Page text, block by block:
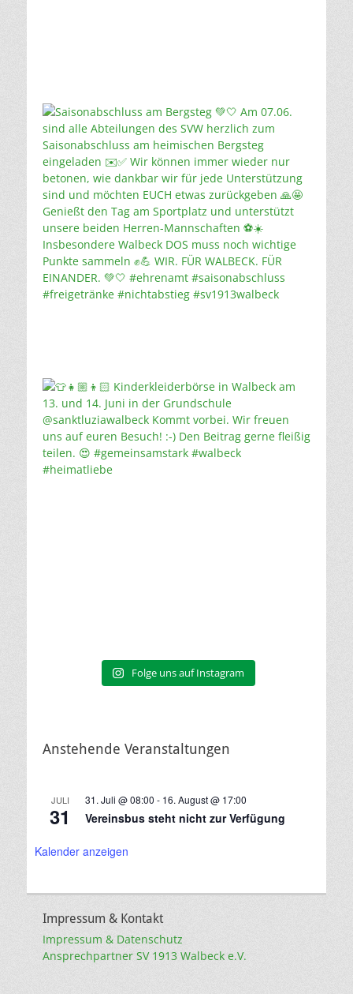
Folge uns auf Instagram
Anstehende Veranstaltungen
JULI
31
31. Juli @ 08:00 - 16. August @ 17:00
Vereinsbus steht nicht zur Verfügung
Kalender anzeigen
Impressum & Kontakt
Impressum & Datenschutz
Ansprechpartner SV 1913 Walbeck e.V.